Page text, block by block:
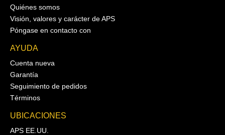
Quiénes somos
Visión, valores y carácter de APS
Póngase en contacto con
AYUDA
Cuenta nueva
Garantía
Seguimiento de pedidos
Términos
UBICACIONES
APS EE.UU.